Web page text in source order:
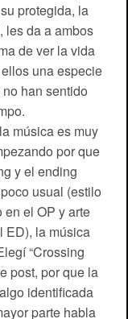
protegida, la
les da a ambos
de ver la vida
una especie
han sentido
música es muy
por que
y el ending
usual (estilo
en el OP y arte
ED), la música
“Crossing
post, por que la
identificada
parte habla